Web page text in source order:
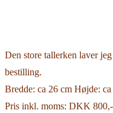
Den store tallerken laver
bestilling.
Bredde: ca 26 cm Højde:
Pris inkl. moms: DKK 800,-